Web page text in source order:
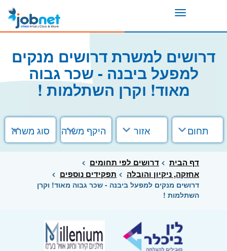
Toggle
דרושים למשרת דרושים מנקים
למפעל ביבנה - שכר גבוה
מאוד! וקרן השתלמות !
תחום אזור היקף משרה סוג משרה
דף הבית
דרושים לפי תחומים
אחזקה, ניקיון והובלה
תפקידים נוספים
דרושים מנקים למפעל ביבנה - שכר גבוה מאוד! וקרן
השתלמות !